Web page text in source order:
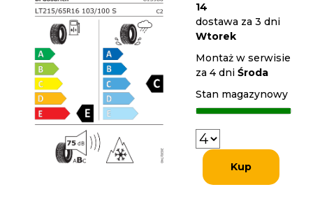
14
dostawa za 3 dni
Wtorek
Montaż w serwisie
za 4 dniŚroda
Stan magazynowy
Kup